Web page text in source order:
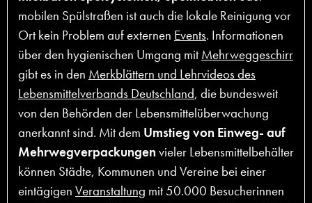
mobilen Spülstraßen ist auch die lokale Reinigung vor
Ort kein Problem auf externen Events. Informationen
über den hygienischen Umgang mit Mehrweggeschirr
gibt es in den Merkblättern und Lehrvideos des
Lebensmittelverbands Deutschland, die bundesweit
von den Behörden der Lebensmittelüberwachung
anerkannt sind. Mit dem Umstieg von Einweg- auf
Mehrwegverpackungen vieler Lebensmittelbehälter
können Städte, Kommunen und Vereine bei einer
eintägigen Veranstaltung mit 50.000 Besucherinnen